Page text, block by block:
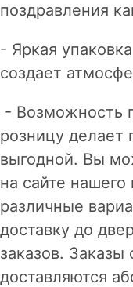
поздравления
- Яркая
создает
- Возможность
розницу делает
выгодной. Вы
на сайте
различные
доставку до
заказов.
доставляются